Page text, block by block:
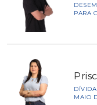
PARA
MAIO